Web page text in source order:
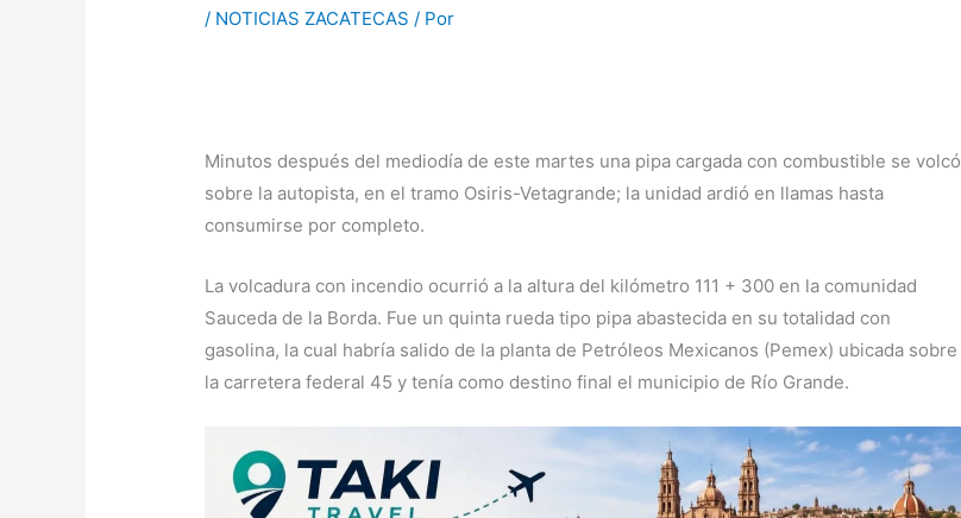
/ NOTICIAS ZACATECAS / Por
Minutos después del mediodía de este martes una pipa cargada con combustible se volcó
sobre la autopista, en el tramo Osiris-Vetagrande; la unidad ardió en llamas hasta
consumirse por completo.
La volcadura con incendio ocurrió a la altura del kilómetro 111 + 300 en la comunidad
Sauceda de la Borda. Fue un quinta rueda tipo pipa abastecida en su totalidad con
gasolina, la cual habría salido de la planta de Petróleos Mexicanos (Pemex) ubicada sobre
la carretera federal 45 y tenía como destino final el municipio de Río Grande.